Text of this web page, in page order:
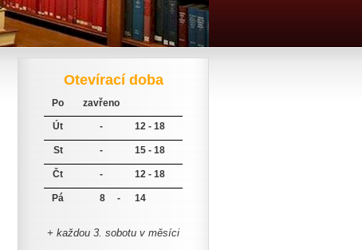
Otevírací doba
Po zavřeno
Út - 12 - 18
St - 15 - 18
Čt - 12 - 18
Pá 8 - 14
+ každou 3. sobotu v měsíci